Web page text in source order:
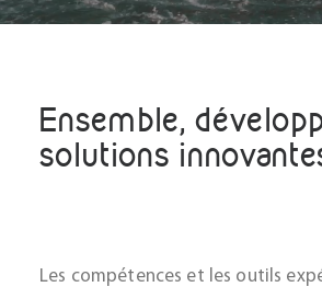
Ensemble,
solutions
Les compétences et les outils